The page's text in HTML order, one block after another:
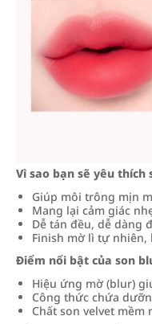
Vì sao bạn sẽ yêu thích
Giúp môi trông mịn
Mang lại cảm giác
Dễ tán đều, dễ dàng
Finish mờ lì tự nhiên,
Điểm nổi bật của son
Hiệu ứng mờ (blur)
Công thức chứa
Chất son velvet mềm